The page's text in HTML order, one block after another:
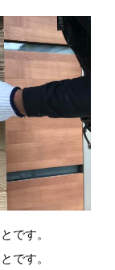
です。
です。